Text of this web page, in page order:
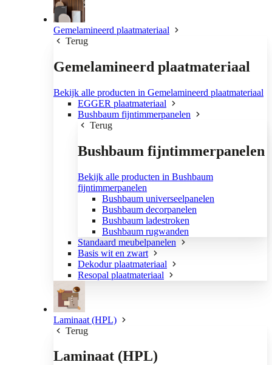
Gemelamineerd plaatmateriaal
Terug
Gemelamineerd plaatmateriaal
Bekijk alle producten in Gemelamineerd plaatmateriaal
EGGER plaatmateriaal
Bushbaum fijntimmerpanelen
Terug
Bushbaum fijntimmerpanelen
Bekijk alle producten in Bushbaum
fijntimmerpanelen
Bushbaum universeelpanelen
Bushbaum decorpanelen
Bushbaum ladestroken
Bushbaum rugwanden
Standaard meubelpanelen
Basis wit en zwart
Dekodur plaatmateriaal
Resopal plaatmateriaal
Laminaat (HPL)
Terug
Laminaat (HPL)